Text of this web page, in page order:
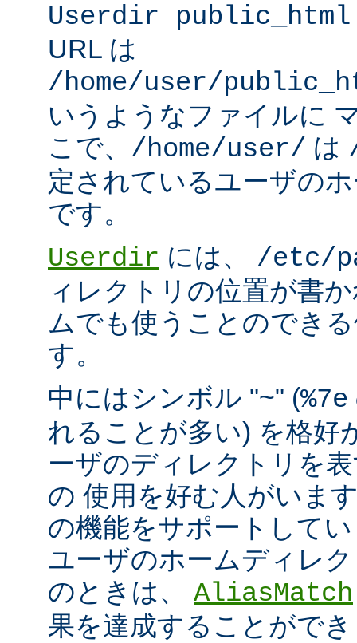
Userdir public_html
URL は
/home/user/
いうようなファイルに
こで、 /home/user/ は
定されているユーザの
です。
Userdir には、 /etc/
ィレクトリの位置が書
ムでも使うことのでき
す。
中にはシンボル "~" (%7e
れることが多い) を格好
ーザのディレクトリを
の 使用を好む人がいま
の機能をサポートして
ユーザのホームディレ
のときは、 AliasMatch
果を達成することがで